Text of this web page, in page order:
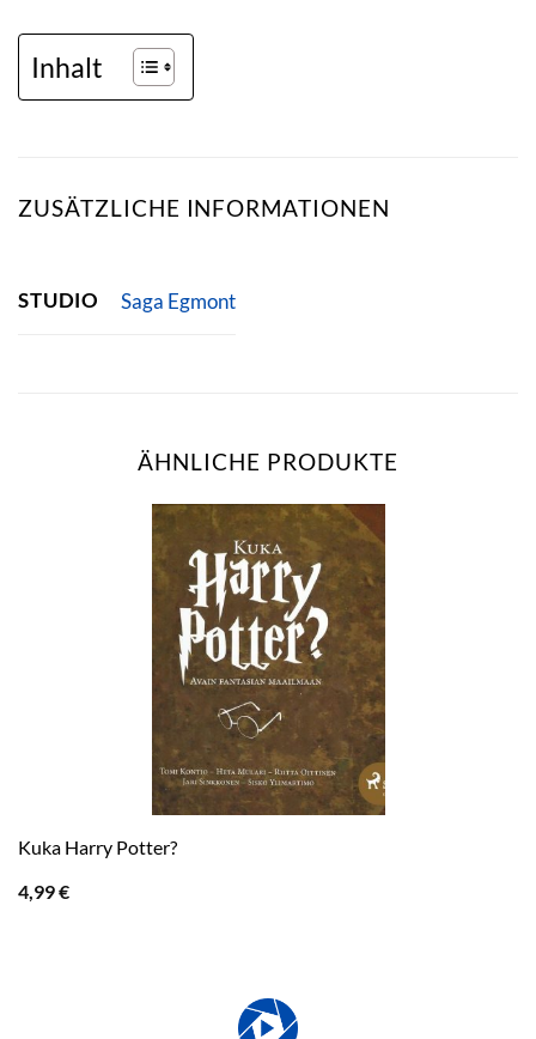
Inhalt
ZUSÄTZLICHE INFORMATIONEN
STUDIO Saga Egmont
ÄHNLICHE PRODUKTE
Kuka Harry Potter?
4,99€